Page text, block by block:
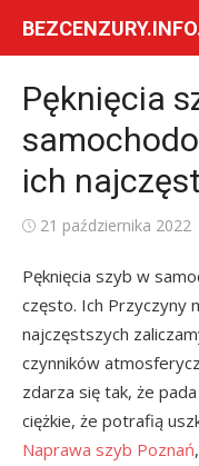
Pęknięcia
ich
Posted
21 października 2022
Pęknięcia szyb w
często. Ich Przyczyny
najczęstszych
czynników
zdarza się tak, że
ciężkie, że potrafią
Naprawa szyb Poznań